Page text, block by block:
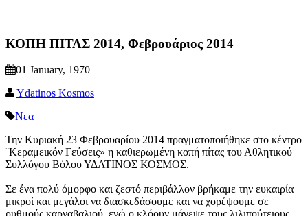
ΚΟΠΗ ΠΙΤΑΣ 2014, Φεβρουάριος 2014
01 January, 1970
Ydatinos Kosmos
Νεα
Την Κυριακή 23 Φεβρουαρίου 2014 πραγματοποιήθηκε στο κέντρο
¨Κεραμεικόν Γεύσεις» η καθιερωμένη κοπή πίτας του Αθλητικού
Συλλόγου Βόλου ΥΔΑΤΙΝΟΣ ΚΟΣΜΟΣ.
Σε ένα πολύ όμορφο και ζεστό περιβάλλον βρήκαμε την ευκαιρία
μικροί και μεγάλοι να διασκεδάσουμε και να χορέψουμε σε